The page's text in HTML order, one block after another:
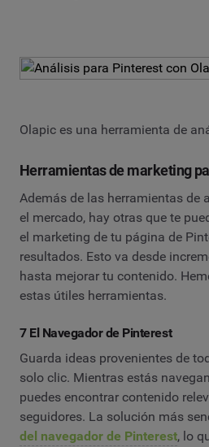
Olapic es una herramienta de
Herramientas de marketing
Además de las herramientas de
el mercado, hay otras que te
el marketing de tu página de
resultados. Esto va desde
hasta mejorar tu contenido.
estas útiles herramientas.
7 El Navegador de Pinterest
Guarda ideas provenientes de
solo clic. Mientras estás
puedes encontrar contenido
seguidores. La solución más
del navegador de Pinterest, lo